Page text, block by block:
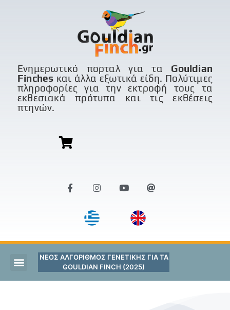
Ενημερωτικό πορταλ για τα Gouldian
Finches και άλλα εξωτικά είδη. Πολύτιμες
πληροφορίες για την εκτροφή τους τα
εκθεσιακά πρότυπα και τις εκθέσεις
πτηνών.
ΝΕΟΣ ΑΛΓΟΡΙΘΜΟΣ ΓΕΝΕΤΙΚΗΣ ΓΙΑ ΤΑ
GOULDIAN FINCH (2025)